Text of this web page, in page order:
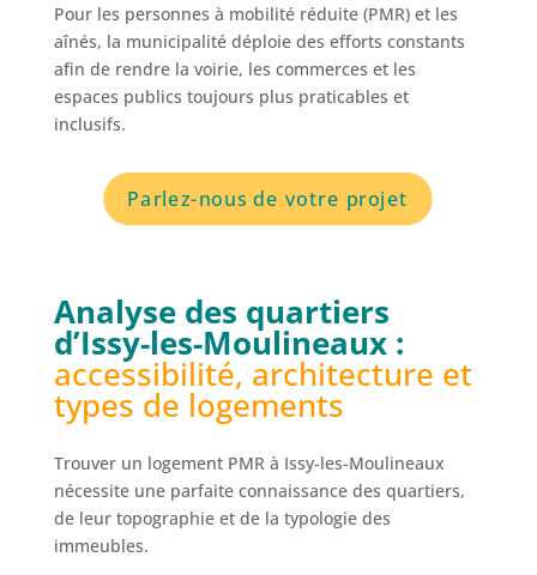
Pour les personnes à mobilité réduite (PMR) et les
aînés, la municipalité déploie des efforts constants
afin de rendre la voirie, les commerces et les
espaces publics toujours plus praticables et
inclusifs.
Parlez-nous de votre projet
Analyse des quartiers
d’Issy-les-Moulineaux :
accessibilité, architecture et
types de logements
Trouver un logement PMR à Issy-les-Moulineaux
nécessite une parfaite connaissance des quartiers,
de leur topographie et de la typologie des
immeubles.